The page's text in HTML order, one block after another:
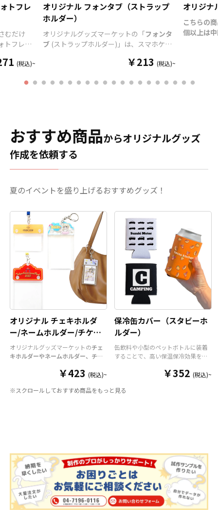
などにも最適なオリジナル
スマホケース フォトフレー
ムをぜひお試しください。
スマホとクリアケースの間
スマホを簡単にフォトフレ
「オリジナル スマホケース
ド」がセットになっており
ます。透明度の高い素材を
も厚さは約0.6mm。ケース
への影響もほとんどありま
やアイドル、推しのチーム
や選手をいつでも携帯でき
る推し活アイテムとしてオ
ススメです。 インナーカー
ドは複数ご用意することも
できますので、着せ替えを
気軽に楽しめるのも特徴で
す。 高品質なUVインクジェ
ットフルカラーでプリント
しますので、こだわりのデ
ザインも細部まで表現でき
ます。 アニメやゲームの公
式グッズ、プロスポーツ公
式グッズ、アイドルやアー
ティストのツアーグッズ
や、観光地のキャラグッズ
などにも最適なオリジナル
スマホケース フォトフレー
トフレ
むだけ
トフレー
がセット
イドル、
帯できる
す。 イン
もできま
トフルカ
ツ公式グ
ツアーグ
どにも最
トフレー
とクリア
ものスマ
るアイテ
込む「イ
おりま
シートは
。ケー
推しの
ードは複
アイドル
、観光地
リジナル
ひお試し
(税込)~
オリジナル フォンタブ（ストラップ
ホルダー）
オリジナルグッズマーケットの「フォンタ
ブ(ストラップホルダー)」は、スマホケー
行りのスマホショルダーケースとして使用
ホタグパッチや ストラップホルダー とも呼
カン仕様により、
度も他社よりも高く、またスマートな見た
目もオリジナルグッズマーケットの
タブが指示されている理由でもあります。
取扱いサイズは、手軽でスマホのサイズに
きく目立つ「大サイズ」、そしてスポーツ
フォーム型、さらにお客様のご要望のお応
えしてミニサイズの
フォンタブを新たに加
えた4種類です。フォンタブ用のショルダ
ーストラップ（紐タイプとチェーンタイ
プ）もあり、調整が簡単な紐タイプは20
色、高級感のあるチェーンタイプは5種類
と多彩に取り揃えております。ストラップ
は落下防止だけでなく、
フォンタブのデザ
インに合わせたカラーや仕様を組み合わせ
ることで、オリジナル感が一層増します。
お客様にはデザインをご入稿いただくだけ
でオリジナル商品として販売していただく
リアタイプ、素材違いのフォンタブやスト
ラップも取り揃えております。
短納期・小
ロットでの対応も可能
ですのでご不明点が
￥213 (税込)~
オリジナ
こちらの
個以上は
たします。
のソフト
高く、細
す。お気
おすすめ商品からオリジナルグッズ
作成を依頼する
夏のイベントを盛り上げるおすすめグッズ！
オリジナル チェキホルダ
ー/ネームホルダー/チケッ
トホルダー
オリジナルグッズマーケットのチェ
キホルダーやネームホルダー、チケ
ダーパーツを組み合わせた今まであ
です。透明度が高く美しいアクリル
た自由な形状で制作することができ
ます。また長さ調整と安全機能が付
いたネックストラップが標準で付属
します。オプションでチャームを追
加したり、ストラップをキーホルダ
ーに変更することも可能です。 アニ
メ、エンタメ、スポーツ、官公庁、
￥423 (税込)~
保冷缶カバー（スタビーホ
ルダー）
缶飲料や小型のペットボトルに装着
することで、高い保温保冷効果を発
ダー）をOEM製作できます。使わな
携帯性に優れています。オールシー
で、短納期・小ロットでの対応が可
能です。グッズ制作の専門スタッフ
がしっかりサポートいたしますの
で、ご不明点がありましたらお気軽
にご相談ください。
￥352 (税込)~
※スクロールしておすすめ商品をもっと見る